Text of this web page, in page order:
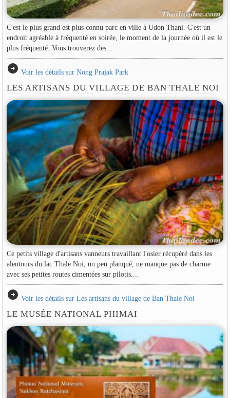
C'est le plus grand est plus connu parc en ville à Udon Thani. C'est un
endroit agréable à fréquenté en soirée, le moment de la journée où il est le
plus fréquenté. Vous trouverez des...
arrow_circle_right Voir les détails sur Nong Prajak Park
LES ARTISANS DU VILLAGE DE BAN THALE NOI
Ce petits village d'artisans vanneurs travaillant l'osier récupéré dans les
alentours du lac Thale Noi, un peu planqué, ne manque pas de charme
avec ses petites routes cimentées sur pilotis....
arrow_circle_right Voir les détails sur Les artisans du village de Ban Thale Noi
LE MUSÉE NATIONAL PHIMAI